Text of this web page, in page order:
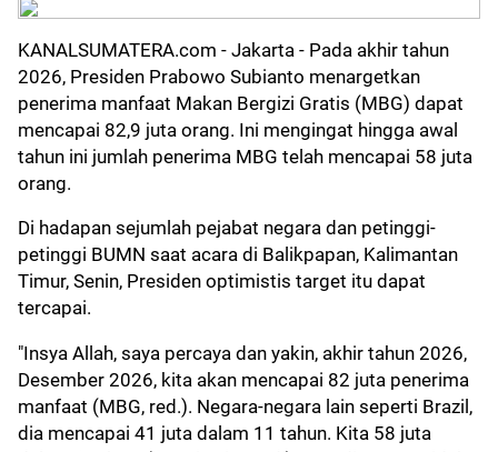
KANALSUMATERA.com - Jakarta - Pada akhir tahun
2026, Presiden Prabowo Subianto menargetkan
penerima manfaat Makan Bergizi Gratis (MBG) dapat
mencapai 82,9 juta orang. Ini mengingat hingga awal
tahun ini jumlah penerima MBG telah mencapai 58 juta
orang.
Di hadapan sejumlah pejabat negara dan petinggi-
petinggi BUMN saat acara di Balikpapan, Kalimantan
Timur, Senin, Presiden optimistis target itu dapat
tercapai.
"Insya Allah, saya percaya dan yakin, akhir tahun 2026,
Desember 2026, kita akan mencapai 82 juta penerima
manfaat (MBG, red.). Negara-negara lain seperti Brazil,
dia mencapai 41 juta dalam 11 tahun. Kita 58 juta